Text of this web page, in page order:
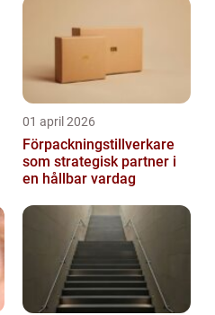
01 april 2026
Förpackningstillverkare
som strategisk partner i
en hållbar vardag